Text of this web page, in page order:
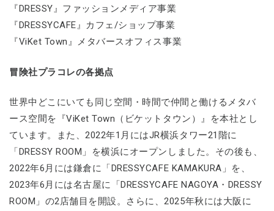
『DRESSY』ファッションメディア事業
『DRESSYCAFE』カフェ/ショップ事業
『ViKet Town』メタバースオフィス事業
冒険社プラコレの各拠点
世界中どこにいても同じ空間・時間で仲間と働けるメタバ
ース空間を『ViKet Town（ビケットタウン）』を本社とし
ています。また、2022年1月にはJR横浜タワー21階に
「DRESSY ROOM」を横浜にオープンしました。その後も、
2022年6月には鎌倉に「DRESSYCAFE KAMAKURA」を、
2023年6月には名古屋に「DRESSYCAFE NAGOYA・DRESSY
ROOM」の2店舗目を開設。さらに、2025年秋には大阪に